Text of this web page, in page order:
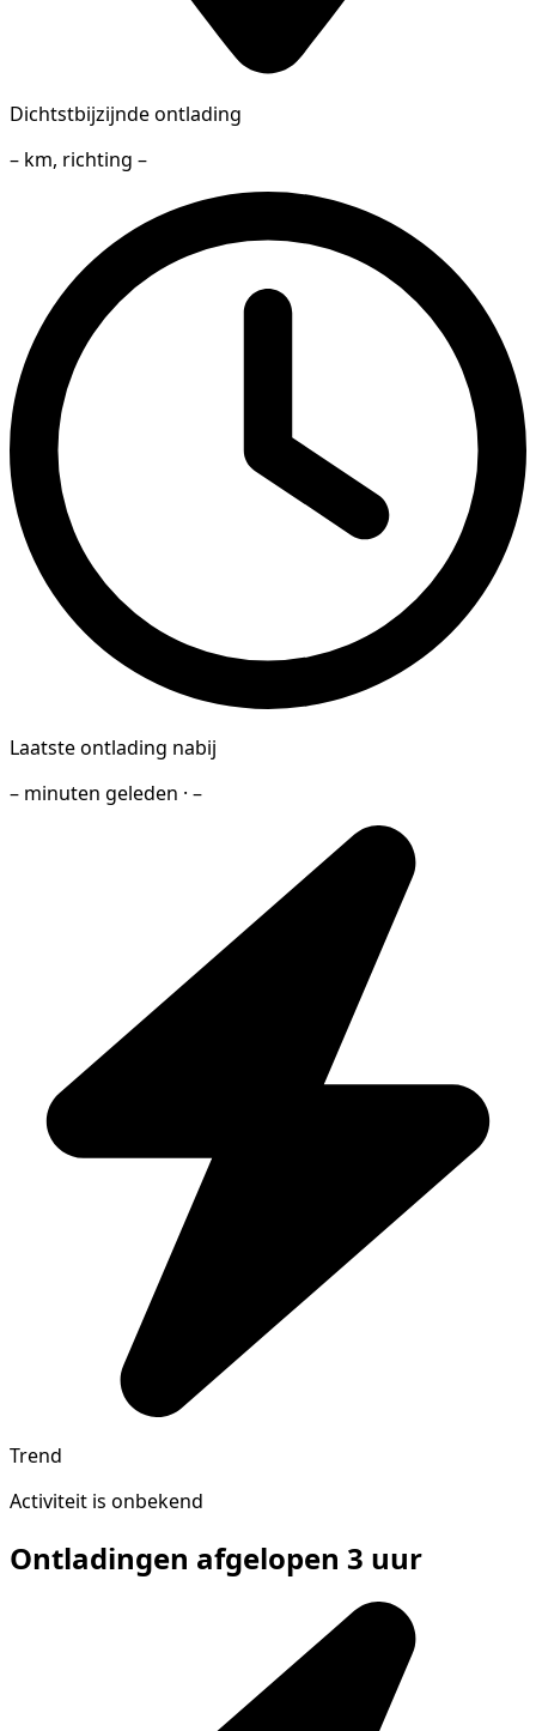
Dichtstbijzijnde ontlading
– km, richting –
Laatste ontlading nabij
– minuten geleden · –
Trend
Activiteit is onbekend
Ontladingen afgelopen 3 uur